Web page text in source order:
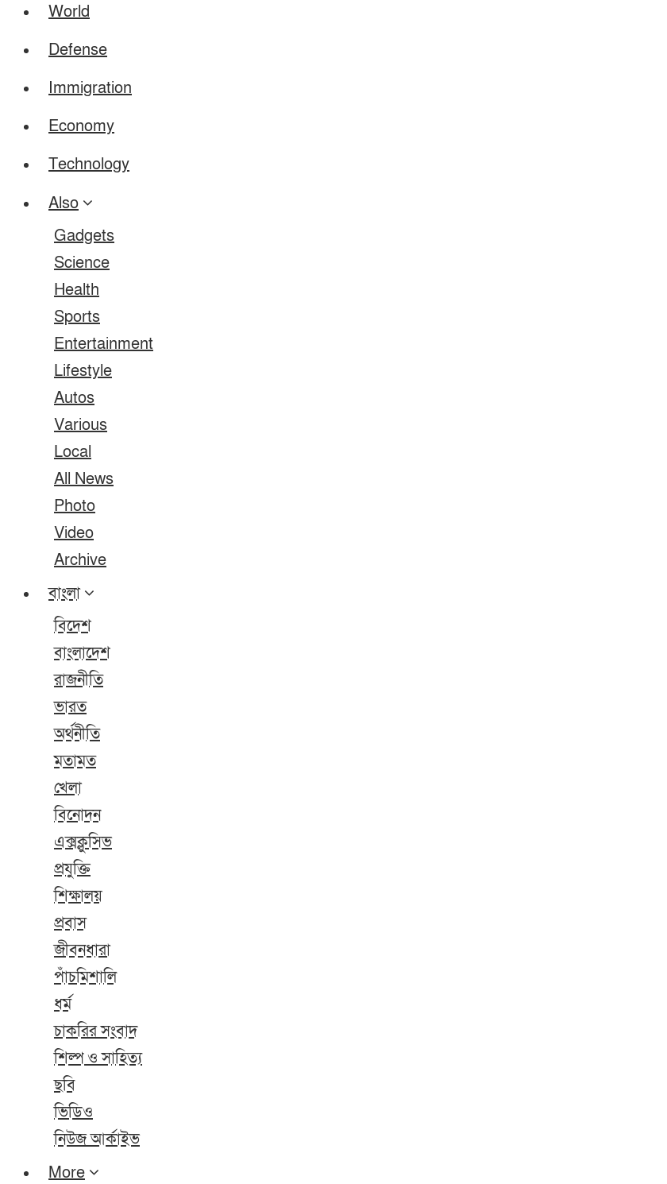
World
Defense
Immigration
Economy
Technology
Also
Gadgets
Science
Health
Sports
Entertainment
Lifestyle
Autos
Various
Local
All News
Photo
Video
Archive
বাংলা
বিদেশ
বাংলাদেশ
রাজনীতি
ভারত
অর্থনীতি
মতামত
খেলা
বিনোদন
এক্সক্লুসিভ
প্রযুক্তি
শিক্ষালয়
প্রবাস
জীবনধারা
পাঁচমিশালি
ধর্ম
চাকরির সংবাদ
শিল্প ও সাহিত্য
ছবি
ভিডিও
নিউজ আর্কাইভ
More